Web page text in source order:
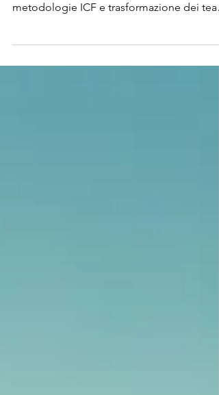
Scopri le differenze tra team coaching e
metodologie ICF e trasformazione dei